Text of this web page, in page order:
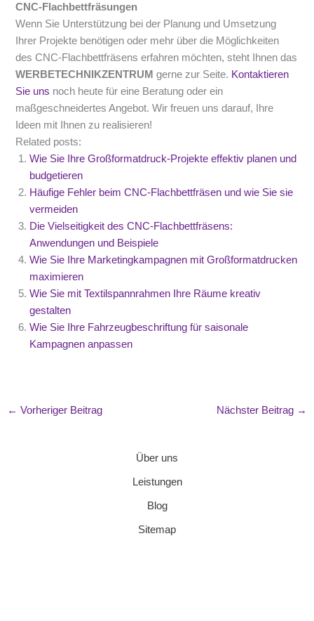
CNC-Flachbettfräsungen
Wenn Sie Unterstützung bei der Planung und Umsetzung
Ihrer Projekte benötigen oder mehr über die Möglichkeiten
des CNC-Flachbettfräsens erfahren möchten, steht Ihnen das
WERBETECHNIKZENTRUM gerne zur Seite. Kontaktieren
Sie uns noch heute für eine Beratung oder ein
maßgeschneidertes Angebot. Wir freuen uns darauf, Ihre
Ideen mit Ihnen zu realisieren!
Related posts:
Wie Sie Ihre Großformatdruck-Projekte effektiv planen und
budgetieren
Häufige Fehler beim CNC-Flachbettfräsen und wie Sie sie
vermeiden
Die Vielseitigkeit des CNC-Flachbettfräsens:
Anwendungen und Beispiele
Wie Sie Ihre Marketingkampagnen mit Großformatdrucken
maximieren
Wie Sie mit Textilspannrahmen Ihre Räume kreativ
gestalten
Wie Sie Ihre Fahrzeugbeschriftung für saisonale
Kampagnen anpassen
← Vorheriger Beitrag Nächster Beitrag →
Über uns
Leistungen
Blog
Sitemap